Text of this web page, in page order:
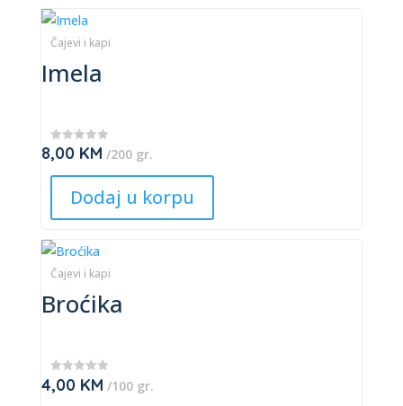
on
the
product
Čajevi i kapi
Imela
★
★
8,00 KM /200 gr.
This
product
has
The
options
may
on
the
product
Dodaj u korpu
Čajevi i kapi
Broćika
★
★
4,00 KM /100 gr.
This
product
has
The
options